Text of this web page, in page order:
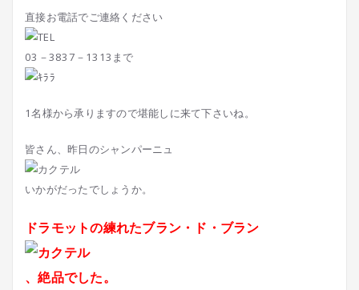
直接お電話でご連絡ください
03－3837－1313まで
1名様から承りますので堪能しに来て下さいね。
皆さん、昨日のシャンパーニュ
いかがだったでしょうか。
ドラモットの練れたブラン・ド・ブラン
、絶品でした。